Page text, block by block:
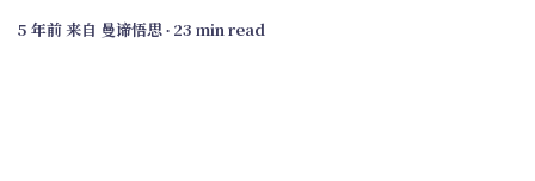
5 年前来自 曼谛悟思∙ 23 min read